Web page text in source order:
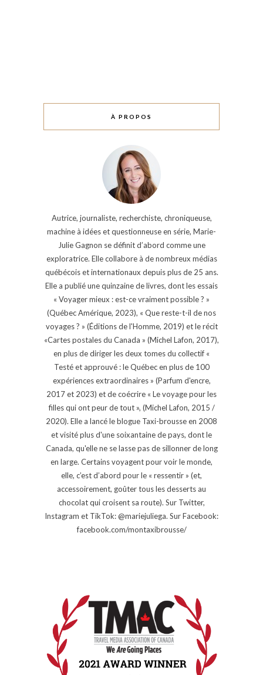
À PROPOS
Autrice, journaliste, recherchiste, chroniqueuse,
machine à idées et questionneuse en série, Marie-
Julie Gagnon se définit d’abord comme une
exploratrice. Elle collabore à de nombreux médias
québécois et internationaux depuis plus de 25 ans.
Elle a publié une quinzaine de livres, dont les essais
« Voyager mieux : est-ce vraiment possible ? »
(Québec Amérique, 2023), « Que reste-t-il de nos
voyages ? » (Éditions de l'Homme, 2019) et le récit
«Cartes postales du Canada » (Michel Lafon, 2017),
en plus de diriger les deux tomes du collectif «
Testé et approuvé : le Québec en plus de 100
expériences extraordinaires » (Parfum d'encre,
2017 et 2023) et de coécrire « Le voyage pour les
filles qui ont peur de tout », (Michel Lafon, 2015 /
2020). Elle a lancé le blogue Taxi-brousse en 2008
et visité plus d'une soixantaine de pays, dont le
Canada, qu'elle ne se lasse pas de sillonner de long
en large. Certains voyagent pour voir le monde,
elle, c’est d’abord pour le « ressentir » (et,
accessoirement, goûter tous les desserts au
chocolat qui croisent sa route). Sur Twitter,
Instagram et TikTok: @mariejuliega. Sur Facebook:
facebook.com/montaxibrousse/